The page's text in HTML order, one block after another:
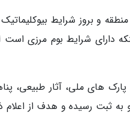
و بروز شرایط
دارای شرایط بوم مرزی
زیست کره که شامل پارک های ملی،
ثبت رسیده و هدف از اعلام